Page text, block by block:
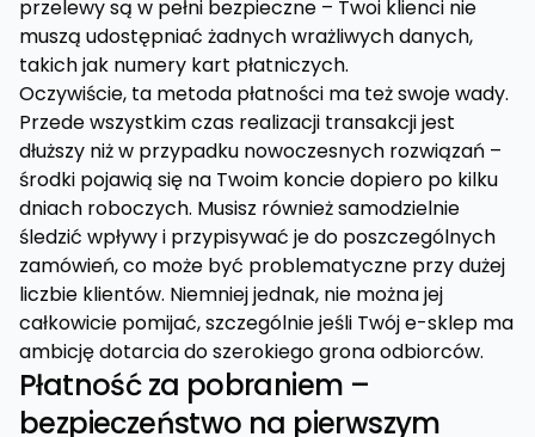
przelewy są w pełni bezpieczne – Twoi klienci nie
muszą udostępniać żadnych wrażliwych danych,
takich jak numery kart płatniczych.
Oczywiście, ta metoda płatności ma też swoje wady.
Przede wszystkim czas realizacji transakcji jest
dłuższy niż w przypadku nowoczesnych rozwiązań –
środki pojawią się na Twoim koncie dopiero po kilku
dniach roboczych. Musisz również samodzielnie
śledzić wpływy i przypisywać je do poszczególnych
zamówień, co może być problematyczne przy dużej
liczbie klientów. Niemniej jednak, nie można jej
całkowicie pomijać, szczególnie jeśli Twój e-sklep ma
ambicję dotarcia do szerokiego grona odbiorców.
Płatność za pobraniem –
bezpieczeństwo na pierwszym